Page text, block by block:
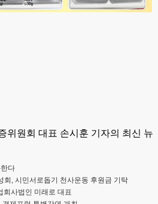
위원회 대표 손시훈 기자의 최신 뉴
다
회, 시민서로돕기 천사운동 후원금 기탁
회사법인 미래로 대표